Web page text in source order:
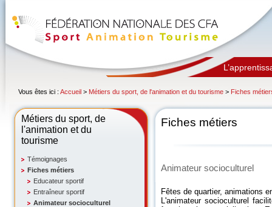
Vous êtes ici : Accueil > Métiers du sport, de l'animation et du tourisme > Fiches
Métiers du sport, de
l'animation et du
tourisme
Témoignages
Fiches métiers
Educateur sportif
Entraîneur sportif
Animateur socioculturel
Fiches métiers
Animateur socioculturel
Fêtes de quartier, animations
L'animateur socioculturel